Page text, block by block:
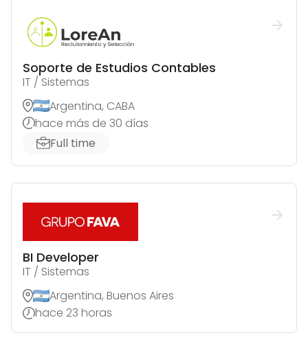
Soporte de Estudios Contables
IT / Sistemas
Argentina, CABA
hace más de 30 días
Full time
BI Developer
IT / Sistemas
Argentina, Buenos Aires
hace 23 horas